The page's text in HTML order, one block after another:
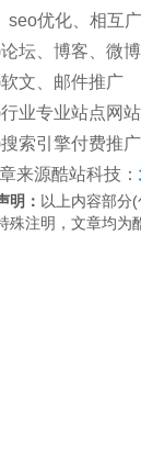
seo优化、相互
)论坛、博客、微
软文、邮件推广
)行业专业站点网
)搜索引擎付费推广
来源酷站科技：
明： 以上内容部分
殊注明，文章均为